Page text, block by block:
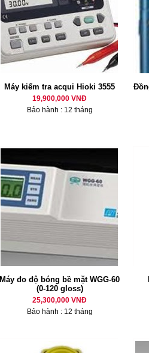
Máy kiểm tra acqui Hioki 3555
19,900,000 VNĐ
Bảo hành : 12 tháng
Máy đo độ bóng bề mặt WGG-60
(0-120 gloss)
25,300,000 VNĐ
Bảo hành : 12 tháng